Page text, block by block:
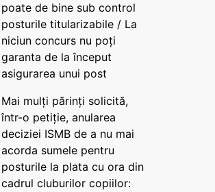
poate de bine sub control
posturile titularizabile / La
niciun concurs nu poți
garanta de la început
asigurarea unui post
Mai mulți părinți solicită,
într-o petiție, anularea
deciziei ISMB de a nu mai
acorda sumele pentru
posturile la plata cu ora din
cadrul cluburilor copiilor: